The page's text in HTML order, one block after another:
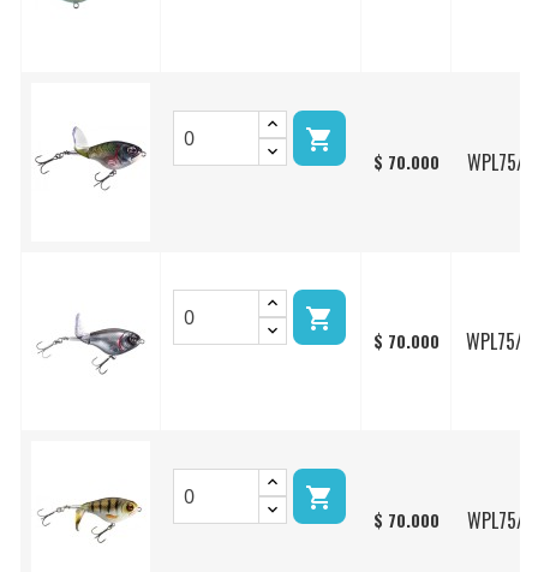

$ 70.000 WPL75/

$ 70.000 WPL75/

$ 70.000 WPL75/